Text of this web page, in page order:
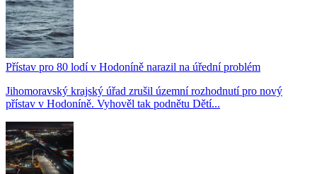
Přístav pro 80 lodí v Hodoníně narazil na úřední problém
Jihomoravský krajský úřad zrušil územní rozhodnutí pro nový
přístav v Hodoníně. Vyhověl tak podnětu Dětí...